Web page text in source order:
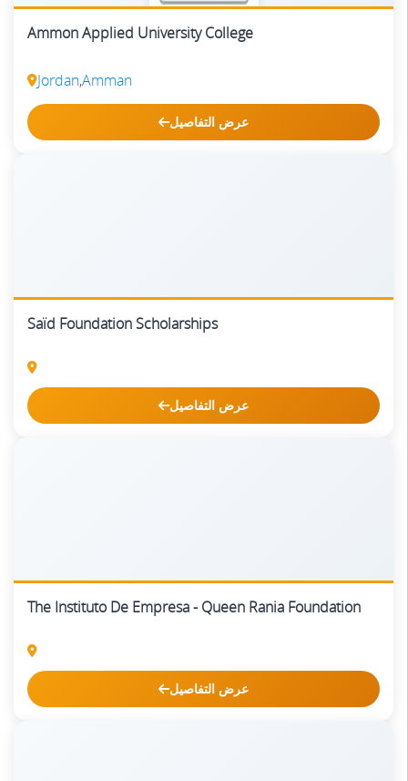
Ammon Applied University College
Jordan,Amman
عرض التفاصيل
Saïd Foundation Scholarships
عرض التفاصيل
The Instituto De Empresa - Queen Rania Foundation
عرض التفاصيل